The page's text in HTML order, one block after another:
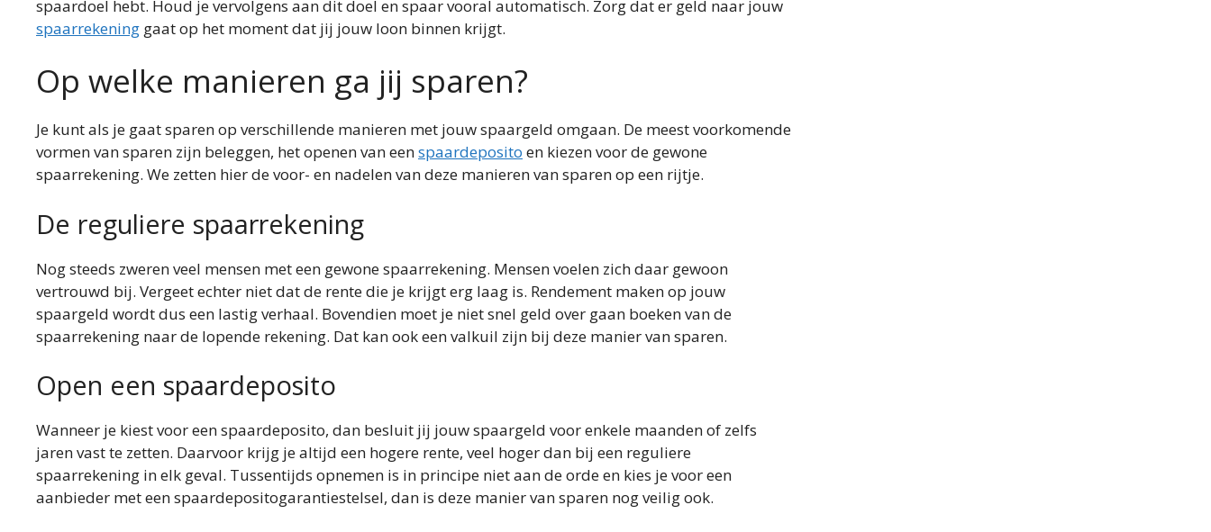
spaardoel hebt. Houd je vervolgens aan dit doel en spaar vooral automatisch. Zorg dat er geld naar jouw
spaarrekening gaat op het moment dat jij jouw loon binnen krijgt.
Op welke manieren ga jij sparen?
Je kunt als je gaat sparen op verschillende manieren met jouw spaargeld omgaan. De meest voorkomende
vormen van sparen zijn beleggen, het openen van eenspaardeposito en kiezen voor de gewone
spaarrekening. We zetten hier de voor- en nadelen van deze manieren van sparen op een rijtje.
De reguliere spaarrekening
Nog steeds zweren veel mensen met een gewone spaarrekening. Mensen voelen zich daar gewoon
vertrouwd bij. Vergeet echter niet dat de rente die je krijgt erg laag is. Rendement maken op jouw
spaargeld wordt dus een lastig verhaal. Bovendien moet je niet snel geld over gaan boeken van de
spaarrekening naar de lopende rekening. Dat kan ook een valkuil zijn bij deze manier van sparen.
Open een spaardeposito
Wanneer je kiest voor een spaardeposito, dan besluit jij jouw spaargeld voor enkele maanden of zelfs
jaren vast te zetten. Daarvoor krijg je altijd een hogere rente, veel hoger dan bij een reguliere
spaarrekening in elk geval. Tussentijds opnemen is in principe niet aan de orde en kies je voor een
aanbieder met een spaardepositogarantiestelsel, dan is deze manier van sparen nog veilig ook.